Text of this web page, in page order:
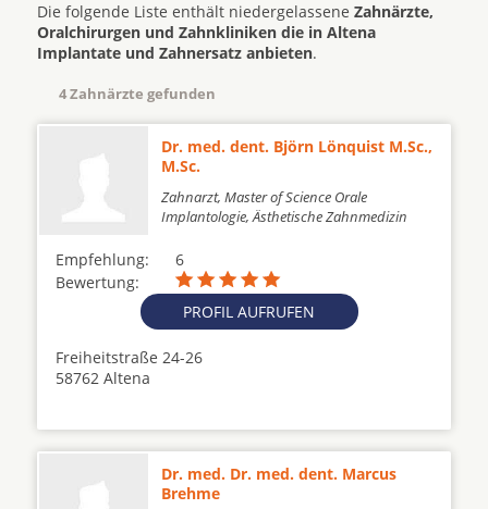
Die folgende Liste enthält niedergelassene Zahnärzte,
Oralchirurgen und Zahnkliniken die in Altena
Implantate und Zahnersatz anbieten.
4 Zahnärzte gefunden
Dr. med. dent. Björn Lönquist M.Sc.,
M.Sc.
Zahnarzt, Master of Science Orale
Implantologie, Ästhetische Zahnmedizin
Empfehlung:
6
Bewertung:
PROFIL AUFRUFEN
Freiheitstraße 24-26
58762 Altena
Dr. med. Dr. med. dent. Marcus
Brehme